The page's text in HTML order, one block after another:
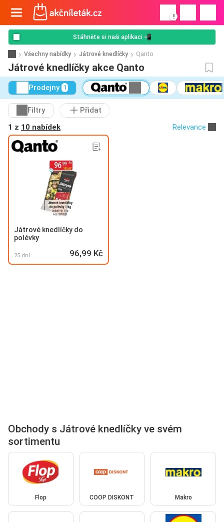
!
Stáhněte si naši aplikaci 📲
Všechny nabídky Játrové knedlíčky Qanto
Játrové knedlíčky akce Qanto
Prodejny 1
Filtry
Přidat
1 z 10 nabídek Relevance
Játrové knedlíčky do
polévky
25 dní 96,99 Kč
Obchody s Játrové knedlíčky ve svém
sortimentu
Flop COOP DISKONT Makro